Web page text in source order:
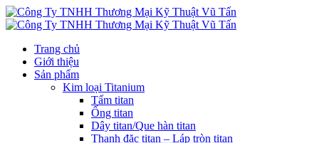
Trang chủ
Giới thiệu
Sản phẩm
Kim loại Titanium
Tấm titan
Ống titan
Dây titan/Que hàn titan
Thanh đặc titan – Láp tròn titan